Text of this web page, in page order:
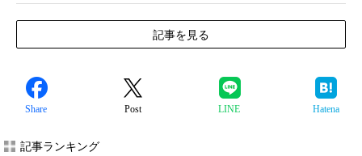
記事を見る
Share Post LINE Hatena
記事ランキング